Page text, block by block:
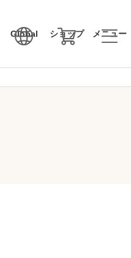
Global ショップ メニュー